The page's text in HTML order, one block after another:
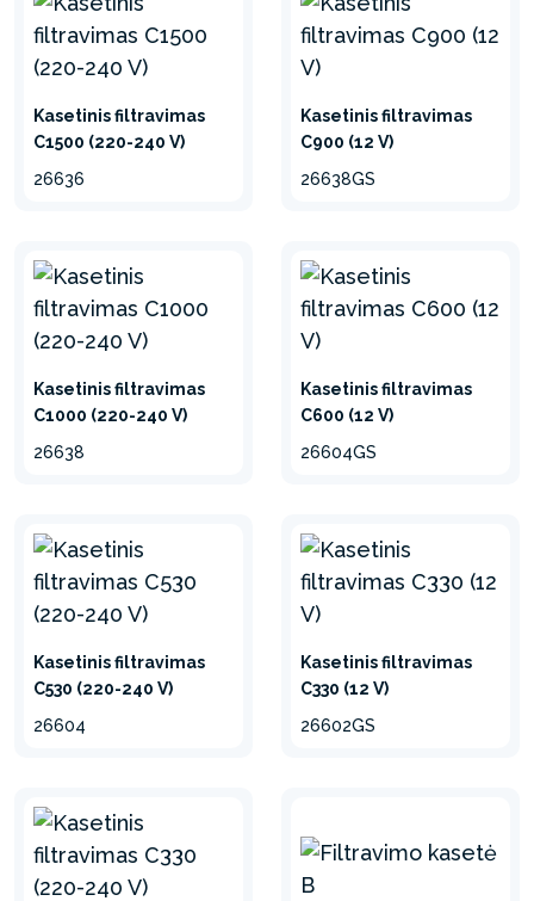
nešvarumų.
Kasetinis filtravimas
C1500 (220-240 V)
26636
Kasetinis filtravimas
C900 (12 V)
26638GS
Kasetinis filtravimas
C1000 (220-240 V)
26638
Kasetinis filtravimas
C600 (12 V)
26604GS
Kasetinis filtravimas
C530 (220-240 V)
26604
Kasetinis filtravimas
C330 (12 V)
26602GS